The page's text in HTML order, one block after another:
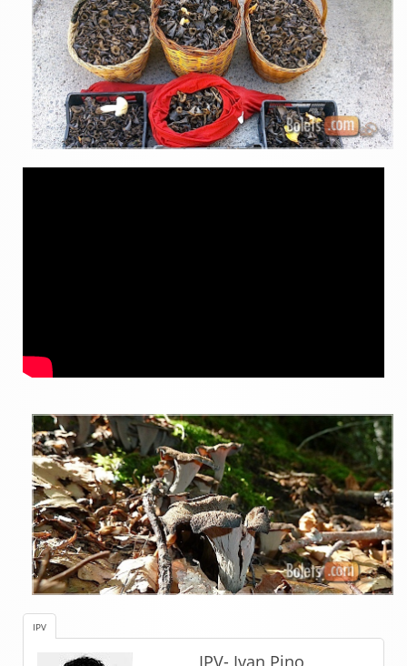
IPV
IPV- Ivan Pino